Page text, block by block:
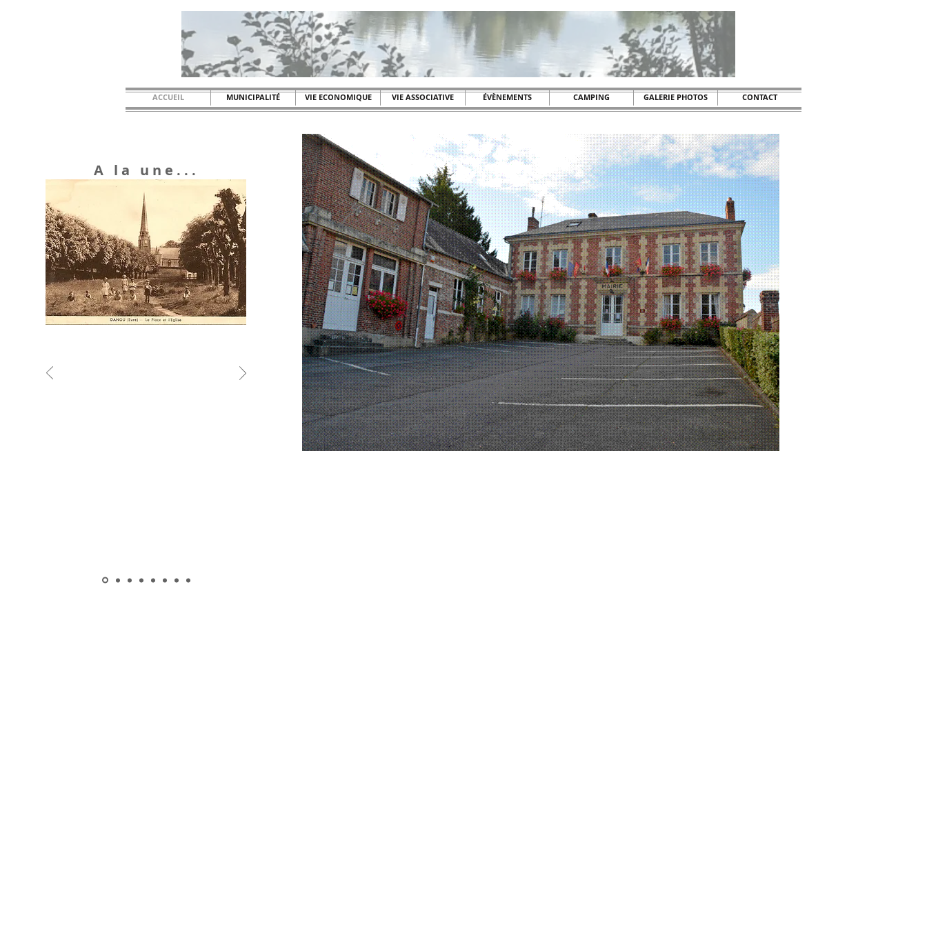
ACCUEIL MUNICIPALITÉ VIE ECONOMIQUE VIE ASSOCIATIVE ÉVÈNEMENTS CAMPING GALERIE PHOTOS CONTACT
A la une...